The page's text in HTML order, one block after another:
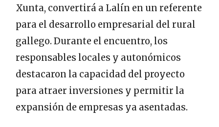
Xunta, convertirá a Lalín en un referente
para el desarrollo empresarial del rural
gallego. Durante el encuentro, los
responsables locales y autonómicos
destacaron la capacidad del proyecto
para atraer inversiones y permitir la
expansión de empresas ya asentadas.